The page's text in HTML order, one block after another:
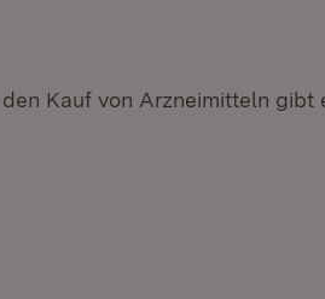
Kauf von Arzneimitteln gibt